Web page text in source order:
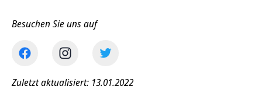
Besuchen Sie uns auf
Zuletzt aktualisiert: 13.01.2022